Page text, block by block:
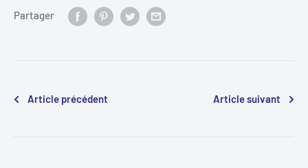
Partager
Article précédent Article suivant